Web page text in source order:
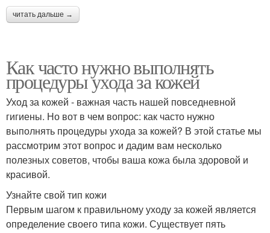
читать дальше →
Как часто нужно выполнять
процедуры ухода за кожей
Уход за кожей - важная часть нашей повседневной
гигиены. Но вот в чем вопрос: как часто нужно
выполнять процедуры ухода за кожей? В этой статье мы
рассмотрим этот вопрос и дадим вам несколько
полезных советов, чтобы ваша кожа была здоровой и
красивой.
Узнайте свой тип кожи
Первым шагом к правильному уходу за кожей является
определение своего типа кожи. Существует пять